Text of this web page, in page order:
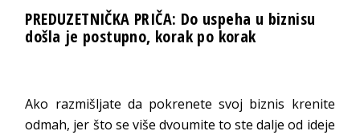
PREDUZETNIČKA PRIČA: Do uspeha u biznisu
došla je postupno, korak po korak
Ako razmišljate da pokrenete svoj biznis krenite
odmah, jer što se više dvoumite to ste dalje od ideje